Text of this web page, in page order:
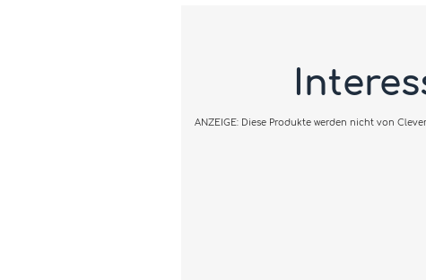
ANZEIGE: Diese Produkte werden nicht von